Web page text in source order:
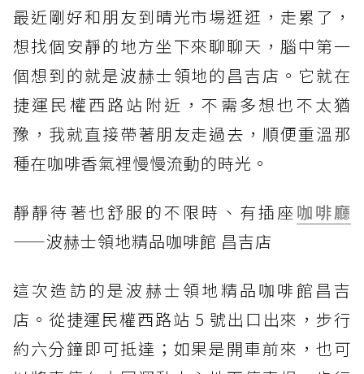
最近剛好和朋友到晴光市場逛逛，走累了，
想找個安靜的地方坐下來聊聊天，腦中第一
個想到的就是波赫士領地的昌吉店。它就在
捷運民權西路站附近，不需多想也不太猶
豫，我就直接帶著朋友走過去，順便重溫那
種在咖啡香氣裡慢慢流動的時光。
靜靜待著也舒服的不限時、有插座咖啡廳
——波赫士領地精品咖啡館 昌吉店
這次造訪的是波赫士領地精品咖啡館昌吉
店。從捷運民權西路站 5 號出口出來，步行
約六分鐘即可抵達；如果是開車前來，也可